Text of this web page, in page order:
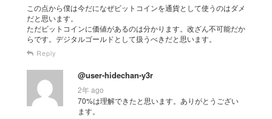
この点から僕は今だになぜビットコインを通貨として使うのはダメ
だと思います。
ただビットコインに価値があるのは分かります。改ざん不可能だか
らです。デジタルゴールドとして扱うべきだと思います。
Reply
@user-hidechan-y3r
2年 ago
70%は理解できたと思います。ありがとうござい
ます。